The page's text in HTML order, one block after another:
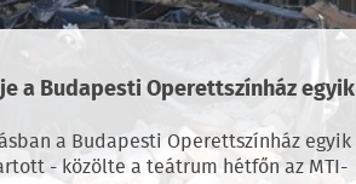
a Budapesti Operettszínház egyik
a Budapesti Operettszínház egyik
- közölte a teátrum hétfőn az MTI-